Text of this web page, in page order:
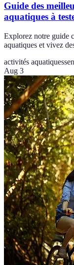
Guide des
aquatiques à
Explorez notre guide
aquatiques et vivez
activités aquatiques
Aug 3